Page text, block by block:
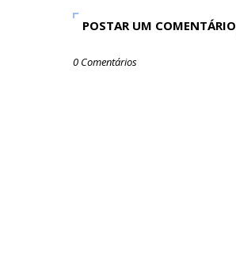
POSTAR UM COMENTÁRIO
0 Comentários